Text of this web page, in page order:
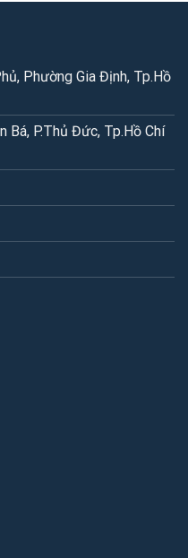
Phường Gia Định, Tp.Hồ
Bá, P.Thủ Đức, Tp.Hồ Chí